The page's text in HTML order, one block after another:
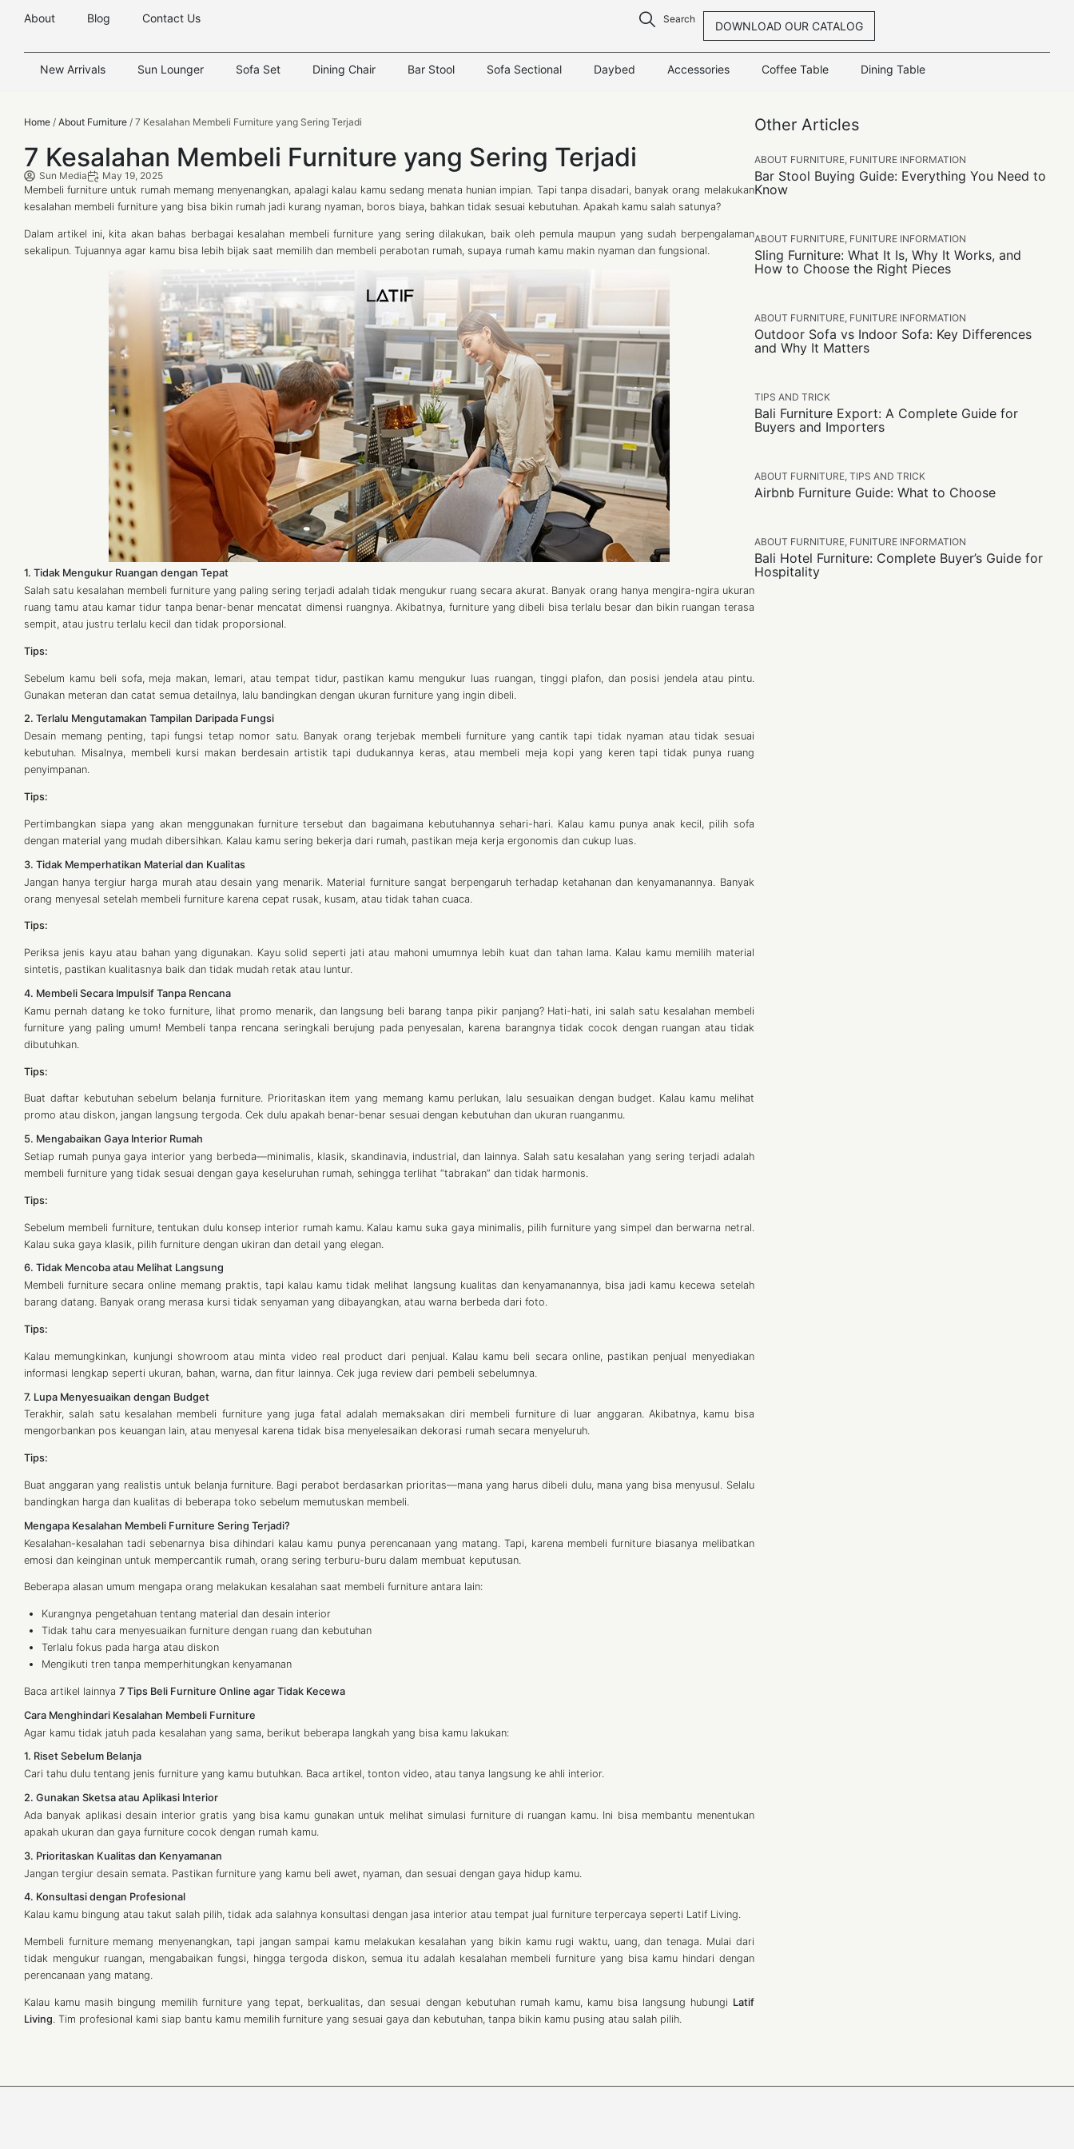
About Blog Contact Us Search
DOWNLOAD OUR CATALOG
New Arrivals Sun Lounger Sofa Set Dining Chair Bar Stool Sofa Sectional Daybed Accessories Coffee Table Dining Table
Home / About Furniture / 7 Kesalahan Membeli Furniture yang Sering Terjadi
7 Kesalahan Membeli Furniture yang Sering Terjadi
Sun Media
May 19, 2025
Membeli furniture untuk rumah memang menyenangkan, apalagi kalau kamu sedang menata hunian impian. Tapi tanpa disadari, banyak orang melakukan
kesalahan membeli furniture yang bisa bikin rumah jadi kurang nyaman, boros biaya, bahkan tidak sesuai kebutuhan. Apakah kamu salah satunya?
Dalam artikel ini, kita akan bahas berbagai kesalahan membeli furniture yang sering dilakukan, baik oleh pemula maupun yang sudah berpengalaman
sekalipun. Tujuannya agar kamu bisa lebih bijak saat memilih dan membeli perabotan rumah, supaya rumah kamu makin nyaman dan fungsional.
1. Tidak Mengukur Ruangan dengan Tepat
Salah satu kesalahan membeli furniture yang paling sering terjadi adalah tidak mengukur ruang secara akurat. Banyak orang hanya mengira-ngira ukuran
ruang tamu atau kamar tidur tanpa benar-benar mencatat dimensi ruangnya. Akibatnya, furniture yang dibeli bisa terlalu besar dan bikin ruangan terasa
sempit, atau justru terlalu kecil dan tidak proporsional.
Tips:
Sebelum kamu beli sofa, meja makan, lemari, atau tempat tidur, pastikan kamu mengukur luas ruangan, tinggi plafon, dan posisi jendela atau pintu.
Gunakan meteran dan catat semua detailnya, lalu bandingkan dengan ukuran furniture yang ingin dibeli.
2. Terlalu Mengutamakan Tampilan Daripada Fungsi
Desain memang penting, tapi fungsi tetap nomor satu. Banyak orang terjebak membeli furniture yang cantik tapi tidak nyaman atau tidak sesuai
kebutuhan. Misalnya, membeli kursi makan berdesain artistik tapi dudukannya keras, atau membeli meja kopi yang keren tapi tidak punya ruang
penyimpanan.
Tips:
Pertimbangkan siapa yang akan menggunakan furniture tersebut dan bagaimana kebutuhannya sehari-hari. Kalau kamu punya anak kecil, pilih sofa
dengan material yang mudah dibersihkan. Kalau kamu sering bekerja dari rumah, pastikan meja kerja ergonomis dan cukup luas.
3. Tidak Memperhatikan Material dan Kualitas
Jangan hanya tergiur harga murah atau desain yang menarik. Material furniture sangat berpengaruh terhadap ketahanan dan kenyamanannya. Banyak
orang menyesal setelah membeli furniture karena cepat rusak, kusam, atau tidak tahan cuaca.
Tips:
Periksa jenis kayu atau bahan yang digunakan. Kayu solid seperti jati atau mahoni umumnya lebih kuat dan tahan lama. Kalau kamu memilih material
sintetis, pastikan kualitasnya baik dan tidak mudah retak atau luntur.
4. Membeli Secara Impulsif Tanpa Rencana
Kamu pernah datang ke toko furniture, lihat promo menarik, dan langsung beli barang tanpa pikir panjang? Hati-hati, ini salah satu kesalahan membeli
furniture yang paling umum! Membeli tanpa rencana seringkali berujung pada penyesalan, karena barangnya tidak cocok dengan ruangan atau tidak
dibutuhkan.
Tips:
Buat daftar kebutuhan sebelum belanja furniture. Prioritaskan item yang memang kamu perlukan, lalu sesuaikan dengan budget. Kalau kamu melihat
promo atau diskon, jangan langsung tergoda. Cek dulu apakah benar-benar sesuai dengan kebutuhan dan ukuran ruanganmu.
5. Mengabaikan Gaya Interior Rumah
Setiap rumah punya gaya interior yang berbeda—minimalis, klasik, skandinavia, industrial, dan lainnya. Salah satu kesalahan yang sering terjadi adalah
membeli furniture yang tidak sesuai dengan gaya keseluruhan rumah, sehingga terlihat “tabrakan” dan tidak harmonis.
Tips:
Sebelum membeli furniture, tentukan dulu konsep interior rumah kamu. Kalau kamu suka gaya minimalis, pilih furniture yang simpel dan berwarna netral.
Kalau suka gaya klasik, pilih furniture dengan ukiran dan detail yang elegan.
6. Tidak Mencoba atau Melihat Langsung
Membeli furniture secara online memang praktis, tapi kalau kamu tidak melihat langsung kualitas dan kenyamanannya, bisa jadi kamu kecewa setelah
barang datang. Banyak orang merasa kursi tidak senyaman yang dibayangkan, atau warna berbeda dari foto.
Tips:
Kalau memungkinkan, kunjungi showroom atau minta video real product dari penjual. Kalau kamu beli secara online, pastikan penjual menyediakan
informasi lengkap seperti ukuran, bahan, warna, dan fitur lainnya. Cek juga review dari pembeli sebelumnya.
7. Lupa Menyesuaikan dengan Budget
Terakhir, salah satu kesalahan membeli furniture yang juga fatal adalah memaksakan diri membeli furniture di luar anggaran. Akibatnya, kamu bisa
mengorbankan pos keuangan lain, atau menyesal karena tidak bisa menyelesaikan dekorasi rumah secara menyeluruh.
Tips:
Buat anggaran yang realistis untuk belanja furniture. Bagi perabot berdasarkan prioritas—mana yang harus dibeli dulu, mana yang bisa menyusul. Selalu
bandingkan harga dan kualitas di beberapa toko sebelum memutuskan membeli.
Mengapa Kesalahan Membeli Furniture Sering Terjadi?
Kesalahan-kesalahan tadi sebenarnya bisa dihindari kalau kamu punya perencanaan yang matang. Tapi, karena membeli furniture biasanya melibatkan
emosi dan keinginan untuk mempercantik rumah, orang sering terburu-buru dalam membuat keputusan.
Beberapa alasan umum mengapa orang melakukan kesalahan saat membeli furniture antara lain:
Kurangnya pengetahuan tentang material dan desain interior
Tidak tahu cara menyesuaikan furniture dengan ruang dan kebutuhan
Terlalu fokus pada harga atau diskon
Mengikuti tren tanpa memperhitungkan kenyamanan
Baca artikel lainnya 7 Tips Beli Furniture Online agar Tidak Kecewa
Cara Menghindari Kesalahan Membeli Furniture
Agar kamu tidak jatuh pada kesalahan yang sama, berikut beberapa langkah yang bisa kamu lakukan:
1. Riset Sebelum Belanja
Cari tahu dulu tentang jenis furniture yang kamu butuhkan. Baca artikel, tonton video, atau tanya langsung ke ahli interior.
2. Gunakan Sketsa atau Aplikasi Interior
Ada banyak aplikasi desain interior gratis yang bisa kamu gunakan untuk melihat simulasi furniture di ruangan kamu. Ini bisa membantu menentukan
apakah ukuran dan gaya furniture cocok dengan rumah kamu.
3. Prioritaskan Kualitas dan Kenyamanan
Jangan tergiur desain semata. Pastikan furniture yang kamu beli awet, nyaman, dan sesuai dengan gaya hidup kamu.
4. Konsultasi dengan Profesional
Kalau kamu bingung atau takut salah pilih, tidak ada salahnya konsultasi dengan jasa interior atau tempat jual furniture terpercaya seperti Latif Living.
Membeli furniture memang menyenangkan, tapi jangan sampai kamu melakukan kesalahan yang bikin kamu rugi waktu, uang, dan tenaga. Mulai dari
tidak mengukur ruangan, mengabaikan fungsi, hingga tergoda diskon, semua itu adalah kesalahan membeli furniture yang bisa kamu hindari dengan
perencanaan yang matang.
Kalau kamu masih bingung memilih furniture yang tepat, berkualitas, dan sesuai dengan kebutuhan rumah kamu, kamu bisa langsung hubungi Latif
Living. Tim profesional kami siap bantu kamu memilih furniture yang sesuai gaya dan kebutuhan, tanpa bikin kamu pusing atau salah pilih.
Other Articles
ABOUT FURNITURE, FUNITURE INFORMATION
Bar Stool Buying Guide: Everything You Need to
Know
ABOUT FURNITURE, FUNITURE INFORMATION
Sling Furniture: What It Is, Why It Works, and
How to Choose the Right Pieces
ABOUT FURNITURE, FUNITURE INFORMATION
Outdoor Sofa vs Indoor Sofa: Key Differences
and Why It Matters
TIPS AND TRICK
Bali Furniture Export: A Complete Guide for
Buyers and Importers
ABOUT FURNITURE, TIPS AND TRICK
Airbnb Furniture Guide: What to Choose
ABOUT FURNITURE, FUNITURE INFORMATION
Bali Hotel Furniture: Complete Buyer’s Guide for
Hospitality